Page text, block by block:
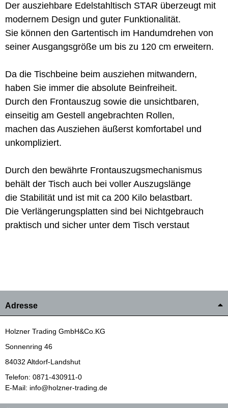
Der ausziehbare Edelstahltisch STAR überzeugt mit
modernem Design und guter Funktionalität.
Sie können den Gartentisch im Handumdrehen von
seiner Ausgangsgröße um bis zu 120 cm erweitern.
Da die Tischbeine beim ausziehen mitwandern,
haben Sie immer die absolute Beinfreiheit.
Durch den Frontauszug sowie die unsichtbaren,
einseitig am Gestell angebrachten Rollen,
machen das Ausziehen äußerst komfortabel und
unkompliziert.
Durch den bewährte Frontauszugsmechanismus
behält der Tisch auch bei voller Auszugslänge
die Stabilität und ist mit ca 200 Kilo belastbart.
Die Verlängerungsplatten sind bei Nichtgebrauch
praktisch und sicher unter dem Tisch verstaut
Adresse
Holzner Trading GmbH&Co.KG
Sonnenring 46
84032 Altdorf-Landshut
Telefon: 0871-430911-0
E-Mail: info@holzner-trading.de